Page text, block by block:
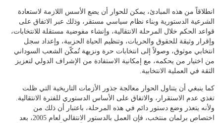
انطلاقاً من هذه المبادئ، يمكن للحوار أن يضع الأسس اللازمة لاستعادة
الشرعية الدستورية وبناء نظام سياسي مستقر، وذلك عبر الاتفاق على
قواعد الحكم خلال المرحلة الانتقالية، وإنشاء مفوضية مستقلة للانتخابات،
وإقرار وثيقة للحقوق والحريات، وتنظيم الحياة الحزبية، وإعداد سجل
انتخابي موثوق، وصولاً إلى انتخابات حرة ونزيهة تُمكّن الشعب السوداني
من اختيار من يحكمه، مع إمكانية الاستفادة من الإشراف الدولي لتعزيز
الثقة في العملية الانتخابية.
كما ينبغي أن يتناول الحوار معالجة جذور الأزمات التاريخية التي ظلت
تغذي عدم الاستقرار، والاتفاق على الأساس الدستوري للفترة الانتقالية.
ولأنه يتعذر وضع دستور دائم في هذه المرحلة، باعتبار أن ذلك من
اختصاص برلمان منتخب، فإن العمل بالدستور الانتقالي لعام 2005، بعد